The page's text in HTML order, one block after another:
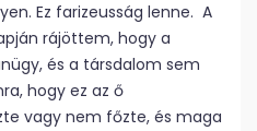
Ez farizeusság lenne. A
rájöttem, hogy a
és a társdalom sem
hogy ez az ő
vagy nem főzte, és maga